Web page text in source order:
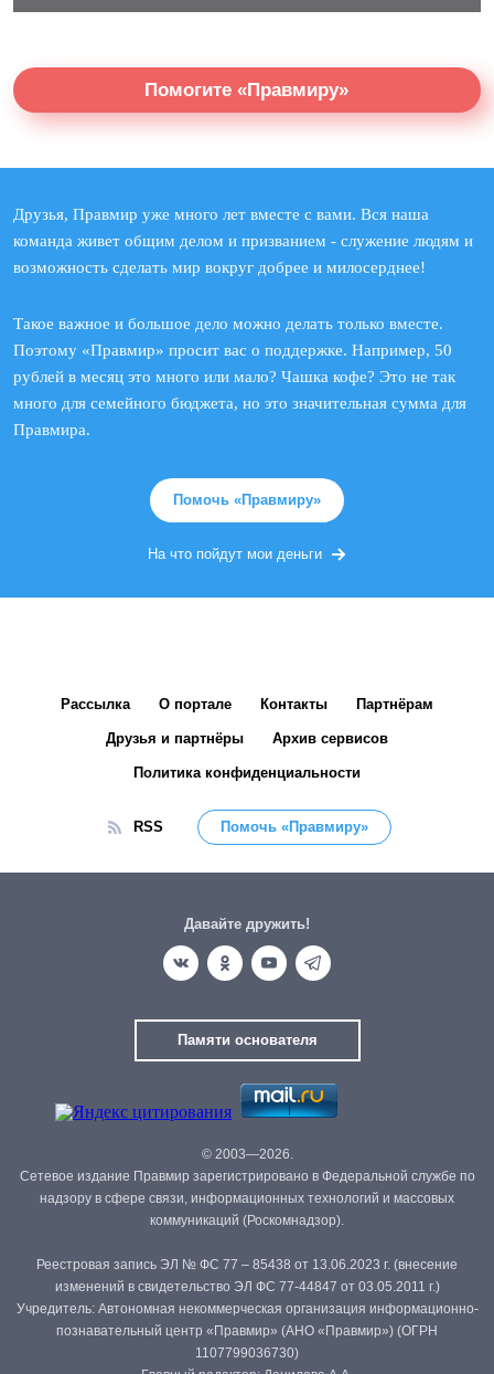
Помогите «Правмиру»
Друзья, Правмир уже много лет вместе с вами. Вся наша
команда живет общим делом и призванием - служение людям и
возможность сделать мир вокруг добрее и милосерднее!
Такое важное и большое дело можно делать только вместе.
Поэтому «Правмир» просит вас о поддержке. Например, 50
рублей в месяц это много или мало? Чашка кофе? Это не так
много для семейного бюджета, но это значительная сумма для
Правмира.
Помочь «Правмиру»
На что пойдут мои деньги
Рассылка О портале Контакты Партнёрам
Друзья и партнёры Архив сервисов
Политика конфиденциальности
RSS Помочь «Правмиру»
Давайте дружить!
Памяти основателя
© 2003—2026.
Сетевое издание Правмир зарегистрировано в Федеральной службе по
надзору в сфере связи, информационных технологий и массовых
коммуникаций (Роскомнадзор).
Реестровая запись ЭЛ № ФС 77 – 85438 от 13.06.2023 г. (внесение
изменений в свидетельство ЭЛ ФС 77-44847 от 03.05.2011 г.)
Учредитель: Автономная некоммерческая организация информационно-
познавательный центр «Правмир» (АНО «Правмир») (ОГРН
1107799036730)